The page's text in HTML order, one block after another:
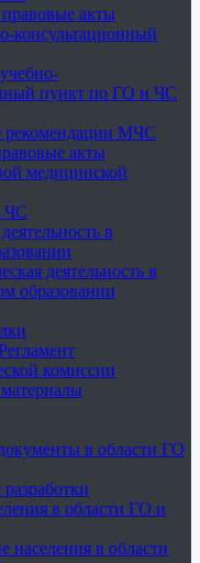
акты
консультационный
пункт по ГО и ЧС
рекомендации МЧС
акты
медицинской
ЧС
в
деятельность в
образовании
комиссии
в области ГО
в области ГО и
населения в области